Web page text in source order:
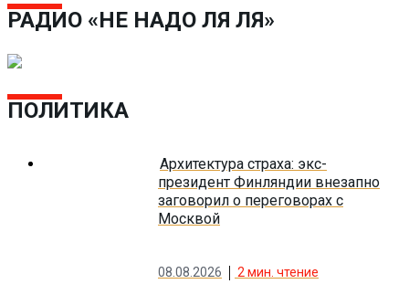
РАДИО «НЕ НАДО ЛЯ ЛЯ»
ПОЛИТИКА
Архитектура страха: экс-
президент Финляндии внезапно
заговорил о переговорах с
Москвой
08.08.2026 2 мин. чтение